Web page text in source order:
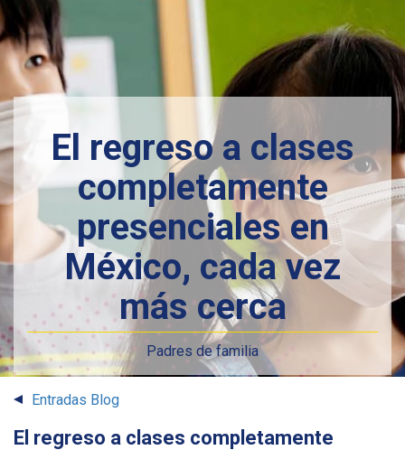
El regreso a clases
completamente
presenciales en
México, cada vez
más cerca
Padres de familia
Entradas Blog
El regreso a clases completamente